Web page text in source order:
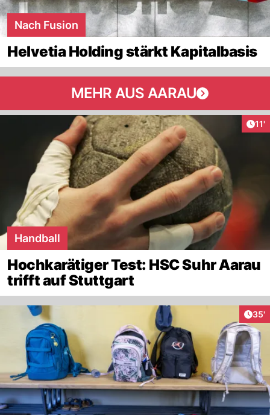
Nach Fusion
Helvetia Holding stärkt Kapitalbasis
MEHR AUS AARAU
11'
Handball
Hochkarätiger Test: HSC Suhr Aarau
trifft auf Stuttgart
35'